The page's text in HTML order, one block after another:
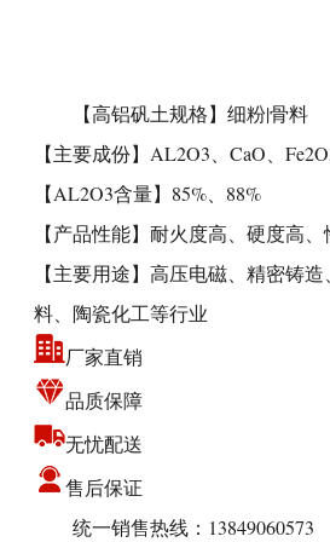
【高铝矾土规格】细粉|骨料
【主要成份】AL2O3、CaO、
【AL2O3含量】85%、88%
【产品性能】耐火度高、硬度高
【主要用途】高压电磁、精密铸
料、陶瓷化工等行业
厂家直销
品质保障
无忧配送
售后保证
统一销售热线：13849060573